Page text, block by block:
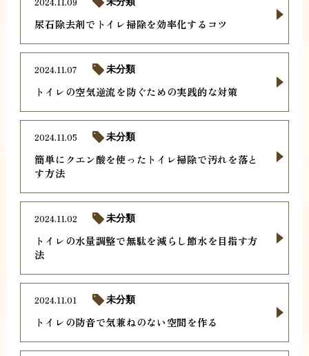
尿石除去剤でトイレ掃除を効率化するコツ
トイレの空気逆流を防ぐための実践的な対策
2024.11.07 未分類
簡単にクエン酸を使ったトイレ掃除で汚れを落と
す方法
2024.11.05 未分類
トイレの水量調整で無駄を減らし節水を目指す方
法
2024.11.02 未分類
トイレの防音で気兼ねのない空間を作る
2024.11.01 未分類